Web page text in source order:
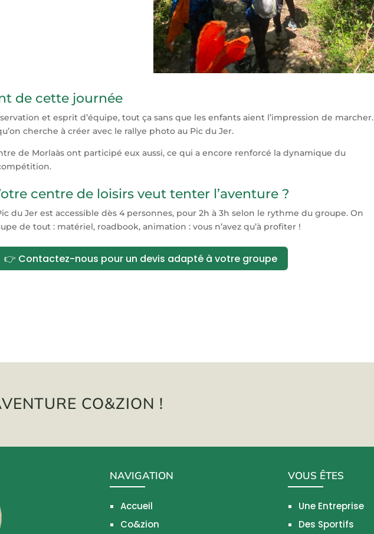
de cette journée
et esprit d’équipe, tout ça sans que les enfants aient l’impression de marcher.
cherche à créer avec le rallye photo au Pic du Jer.
de Morlaàs ont participé eux aussi, ce qui a encore renforcé la dynamique du
centre de loisirs veut tenter l’aventure ?
du Jer est accessible dès 4 personnes, pour 2h à 3h selon le rythme du groupe. On
de tout : matériel, roadbook, animation : vous n’avez qu’à profiter !
👉 Contactez-nous pour un devis adapté à votre groupe
CO&ZION !
NAVIGATION
Accueil
Co&zion
VOUS ÊTES
Une Entreprise
Des Sportifs